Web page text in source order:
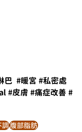
巴 #暖宮 #私密處
#皮膚 #痛症改善#
調腹部脂肪